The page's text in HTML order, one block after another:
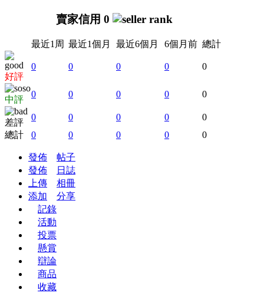
賣家信用 0
最近1周 最近1個月 最近6個月 6個月前 總計
好評
0 0 0 0 0
中評
0 0 0 0 0
差評
0 0 0 0
0
總計
0 0 0 0 0
發佈
帖子
發佈
日誌
上傳
相冊
添加
分享
記錄
活動
投票
懸賞
辯論
商品
收藏